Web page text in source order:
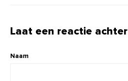
Laat een reactie achter
Naam